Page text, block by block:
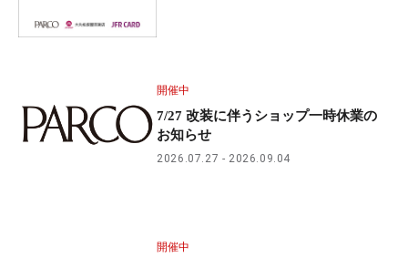
開催中
7/27 改装に伴うショップ一時休業の
お知らせ
2026.07.27 2026.09.04
開催中